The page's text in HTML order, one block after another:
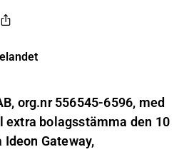
org.nr 556545-6596, med
bolagsstämma den 10
Gateway,